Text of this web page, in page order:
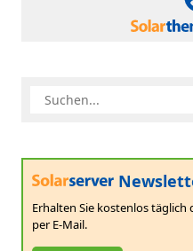
Erhalten Sie kostenlos
per E-Mail.